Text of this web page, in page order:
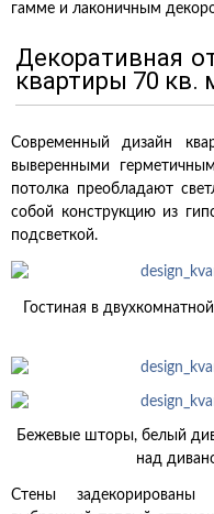
гамме и лаконичным
Декоративная
квартиры 70 кв.
Современный дизайн
выверенными
потолка преобладают
собой конструкцию из
подсветкой.
Гостиная в
Бежевые шторы, белый
над
Стены